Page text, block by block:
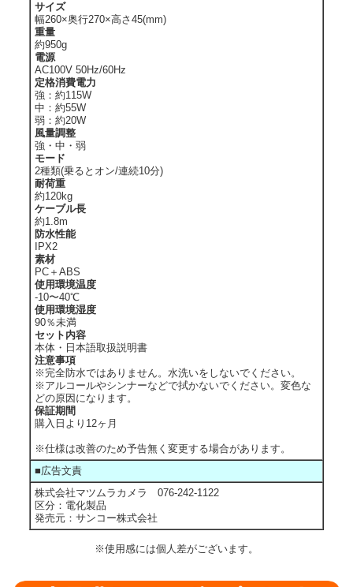
サイズ
幅260×奥行270×高さ45(mm)
重量
約950g
電源
AC100V 50Hz/60Hz
定格消費電力
強：約115W
中：約55W
弱：約20W
風量調整
強・中・弱
モード
2種類(乗るとオン/連続10分)
耐荷重
約120kg
ケーブル長
約1.8m
防水性能
IPX2
素材
PC＋ABS
使用環境温度
-10〜40℃
使用環境湿度
90％未満
セット内容
本体・日本語取扱説明書
注意事項
※完全防水ではありません。水洗いをしないでください。
※アルコールやシンナーなどで拭かないでください。変色な
どの原因になります。
保証期間
購入日より12ヶ月
※仕様は改善のため予告無く変更する場合があります。
■広告文責
株式会社マツムラカメラ 076-242-1122
区分：電化製品
発売元：サンコー株式会社
※使用感には個人差がございます。